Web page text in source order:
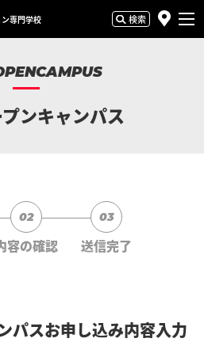
専門学校 検索
ンキャンパス
02
容の確認
03
送信完了
パスお申し込み内容入力